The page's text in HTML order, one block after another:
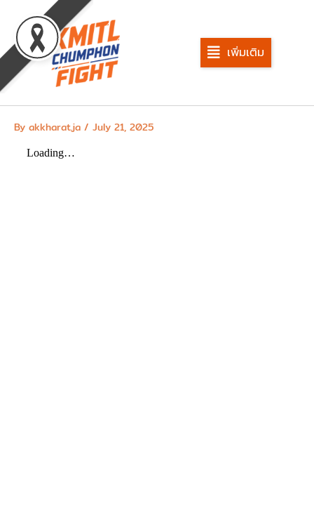
content
เพิ่มเติม
By akkharat.ja / July 21, 2025